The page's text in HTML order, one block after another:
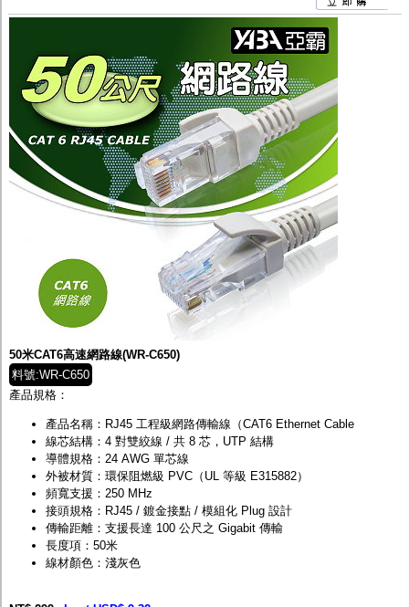
50米CAT6高速網路線(WR-C650)
料號:WR-C650
產品規格：
產品名稱：RJ45 工程級網路傳輸線（CAT6 Ethernet Cable
線芯結構：4 對雙絞線 / 共 8 芯，UTP 結構
導體規格：24 AWG 單芯線
外被材質：環保阻燃級 PVC（UL 等級 E315882）
頻寬支援：250 MHz
接頭規格：RJ45 / 鍍金接點 / 模組化 Plug 設計
傳輸距離：支援長達 100 公尺之 Gigabit 傳輸
長度項：50米
線材顏色：淺灰色